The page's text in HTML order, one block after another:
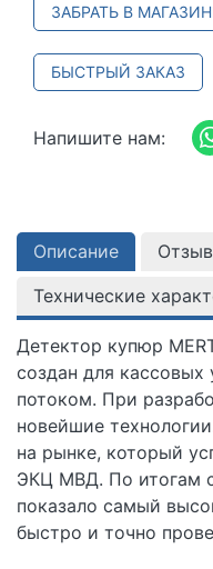
ЗАБРАТЬ В
БЫСТРЫЙ ЗАКАЗ
Напишите нам:
Описание
Технические
Детектор купюр
создан для
потоком. При
новейшие
на рынке, который
ЭКЦ МВД. По итогам
показало самый
быстро и точно